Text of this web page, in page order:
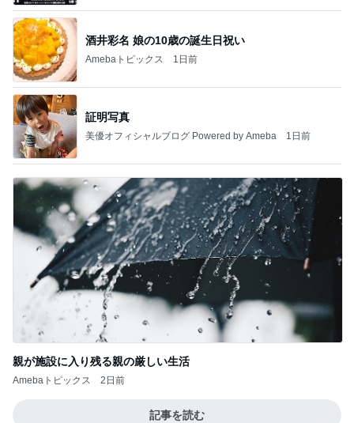
酒井彩名 娘の10歳の誕生日祝い
Amebaトピックス 1日前
証明写真
美優オフィシャルブログ Powered by Ameba 1日前
親が施設に入り残る親の厳しい生活
Amebaトピックス 2日前
記事を読む